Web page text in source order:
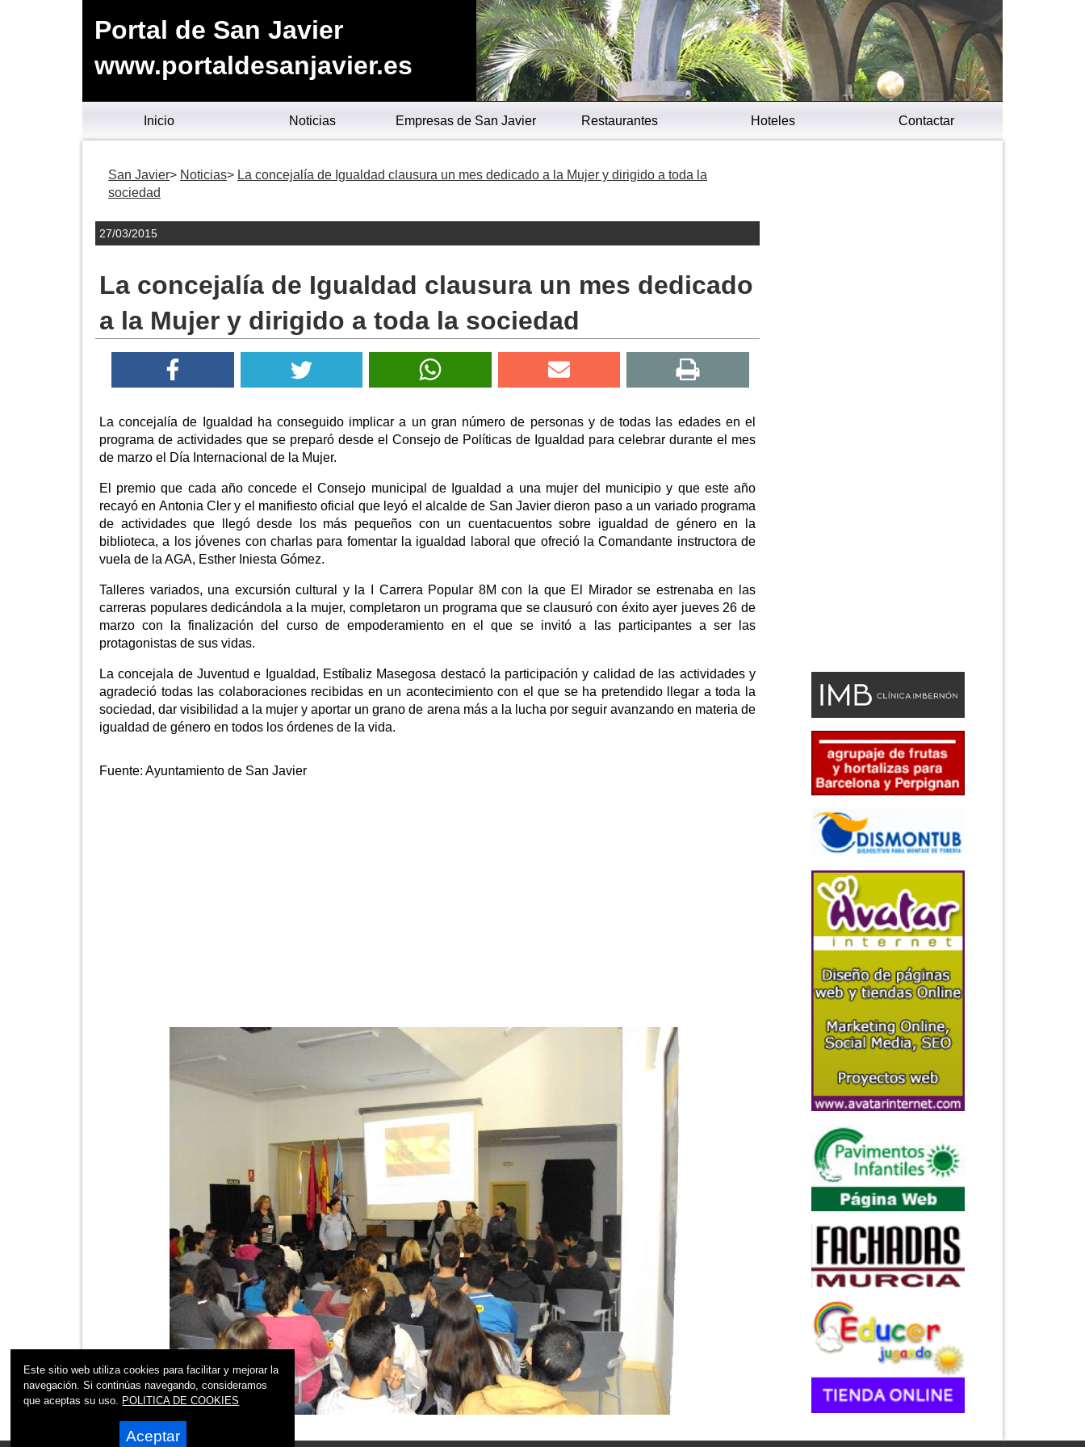
Portal de San Javier
www.portaldesanjavier.es
Inicio Noticias Empresas de San Javier Restaurantes Hoteles Contactar
San Javier Noticias
La concejalía de Igualdad clausura un mes dedicado a la Mujer y dirigido a toda la
sociedad
27/03/2015
La concejalía de Igualdad clausura un mes dedicado
a la Mujer y dirigido a toda la sociedad
La concejalía de Igualdad ha conseguido implicar a un gran número de personas y de todas las edades en el
programa de actividades que se preparó desde el Consejo de Políticas de Igualdad para celebrar durante el mes
de marzo el Día Internacional de la Mujer.
El premio que cada año concede el Consejo municipal de Igualdad a una mujer del municipio y que este año
recayó en Antonia Cler y el manifiesto oficial que leyó el alcalde de San Javier dieron paso a un variado programa
de actividades que llegó desde los más pequeños con un cuentacuentos sobre igualdad de género en la
biblioteca, a los jóvenes con charlas para fomentar la igualdad laboral que ofreció la Comandante instructora de
vuela de la AGA, Esther Iniesta Gómez.
Talleres variados, una excursión cultural y la I Carrera Popular 8M con la que El Mirador se estrenaba en las
carreras populares dedicándola a la mujer, completaron un programa que se clausuró con éxito ayer jueves 26 de
marzo con la finalización del curso de empoderamiento en el que se invitó a las participantes a ser las
protagonistas de sus vidas.
La concejala de Juventud e Igualdad, Estíbaliz Masegosa destacó la participación y calidad de las actividades y
agradeció todas las colaboraciones recibidas en un acontecimiento con el que se ha pretendido llegar a toda la
sociedad, dar visibilidad a la mujer y aportar un grano de arena más a la lucha por seguir avanzando en materia de
igualdad de género en todos los órdenes de la vida.
Fuente: Ayuntamiento de San Javier
Este sitio web utiliza cookies para facilitar y mejorar la
navegación. Si continúas navegando, consideramos
que aceptas su uso. POLITICA DE COOKIES
Aceptar